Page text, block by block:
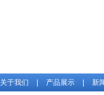
关于我们 产品展示 新